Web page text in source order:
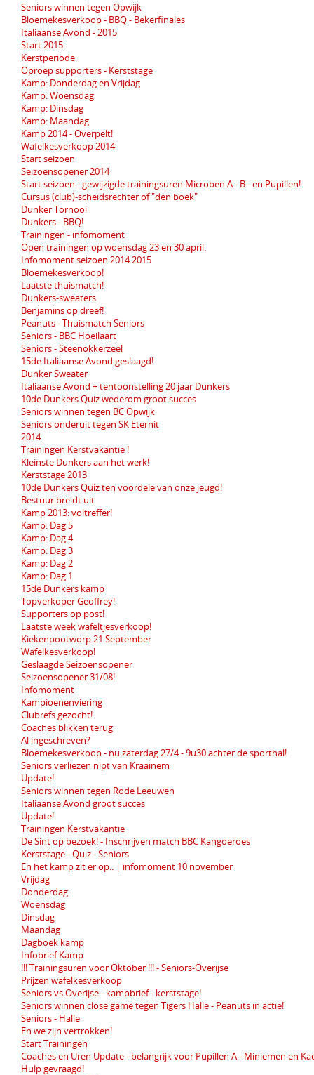
Seniors winnen tegen Opwijk
Bloemekesverkoop - BBQ - Bekerfinales
Italiaanse Avond - 2015
Start 2015
Kerstperiode
Oproep supporters - Kerststage
Kamp: Donderdag en Vrijdag
Kamp: Woensdag
Kamp: Dinsdag
Kamp: Maandag
Kamp 2014 - Overpelt!
Wafelkesverkoop 2014
Start seizoen
Seizoensopener 2014
Start seizoen - gewijzigde trainingsuren Microben A - B - en Pupillen!
Cursus (club)-scheidsrechter of "den boek"
Dunker Tornooi
Dunkers - BBQ!
Trainingen - infomoment
Open trainingen op woensdag 23 en 30 april.
Infomoment seizoen 2014 2015
Bloemekesverkoop!
Laatste thuismatch!
Dunkers-sweaters
Benjamins op dreef!
Peanuts - Thuismatch Seniors
Seniors - BBC Hoeilaart
Seniors - Steenokkerzeel
15de Italiaanse Avond geslaagd!
Dunker Sweater
Italiaanse Avond + tentoonstelling 20 jaar Dunkers
10de Dunkers Quiz wederom groot succes
Seniors winnen tegen BC Opwijk
Seniors onderuit tegen SK Eternit
2014
Trainingen Kerstvakantie !
Kleinste Dunkers aan het werk!
Kerststage 2013
10de Dunkers Quiz ten voordele van onze jeugd!
Bestuur breidt uit
Kamp 2013: voltreffer!
Kamp: Dag 5
Kamp: Dag 4
Kamp: Dag 3
Kamp: Dag 2
Kamp: Dag 1
15de Dunkers kamp
Topverkoper Geoffrey!
Supporters op post!
Laatste week wafeltjesverkoop!
Kiekenpootworp 21 September
Wafelkesverkoop!
Geslaagde Seizoensopener
Seizoensopener 31/08!
Infomoment
Kampioenenviering
Clubrefs gezocht!
Coaches blikken terug
Al ingeschreven?
Bloemekesverkoop - nu zaterdag 27/4 - 9u30 achter de sporthal!
Seniors verliezen nipt van Kraainem
Update!
Seniors winnen tegen Rode Leeuwen
Italiaanse Avond groot succes
Update!
Trainingen Kerstvakantie
De Sint op bezoek! - Inschrijven match BBC Kangoeroes
Kerststage - Quiz - Seniors
En het kamp zit er op.. | infomoment 10 november
Vrijdag
Donderdag
Woensdag
Dinsdag
Maandag
Dagboek kamp
Infobrief Kamp
!!! Trainingsuren voor Oktober !!! - Seniors-Overijse
Prijzen wafelkesverkoop
Seniors vs Overijse - kampbrief - kerststage!
Seniors winnen close game tegen Tigers Halle - Peanuts in actie!
Seniors - Halle
En we zijn vertrokken!
Start Trainingen
Coaches en Uren Update - belangrijk voor Pupillen A - Miniemen en
Hulp gevraagd!